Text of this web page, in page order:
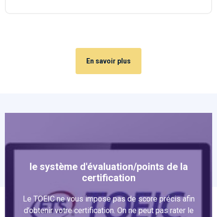
En savoir plus
le système d'évaluation/points de la
certification
Le TOEIC ne vous impose pas de score précis afin
d’obtenir votre certification. On ne peut pas rater le